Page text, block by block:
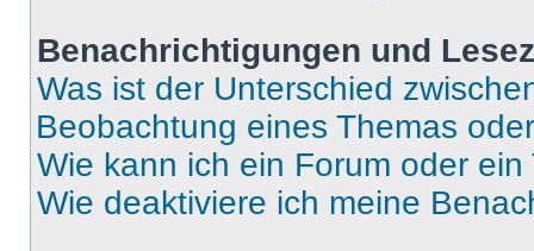
Benachrichtigungen und
Was ist der Unterschied
Beobachtung eines Themas
Wie kann ich ein Forum oder
Wie deaktiviere ich meine